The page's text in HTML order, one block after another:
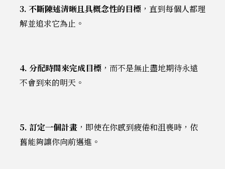
3. 不斷陳述清晰且具概念性的目標，直到每個人都理
解並追求它為止。
4. 分配時間來完成目標，而不是無止盡地期待永遠
不會到來的明天。
5. 訂定一個計畫，即使在你感到疲倦和沮喪時，依
舊能夠讓你向前邁進。